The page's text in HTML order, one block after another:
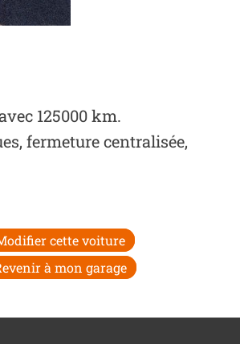
125000 km.
fermeture centralisée,
cette voiture
à mon garage